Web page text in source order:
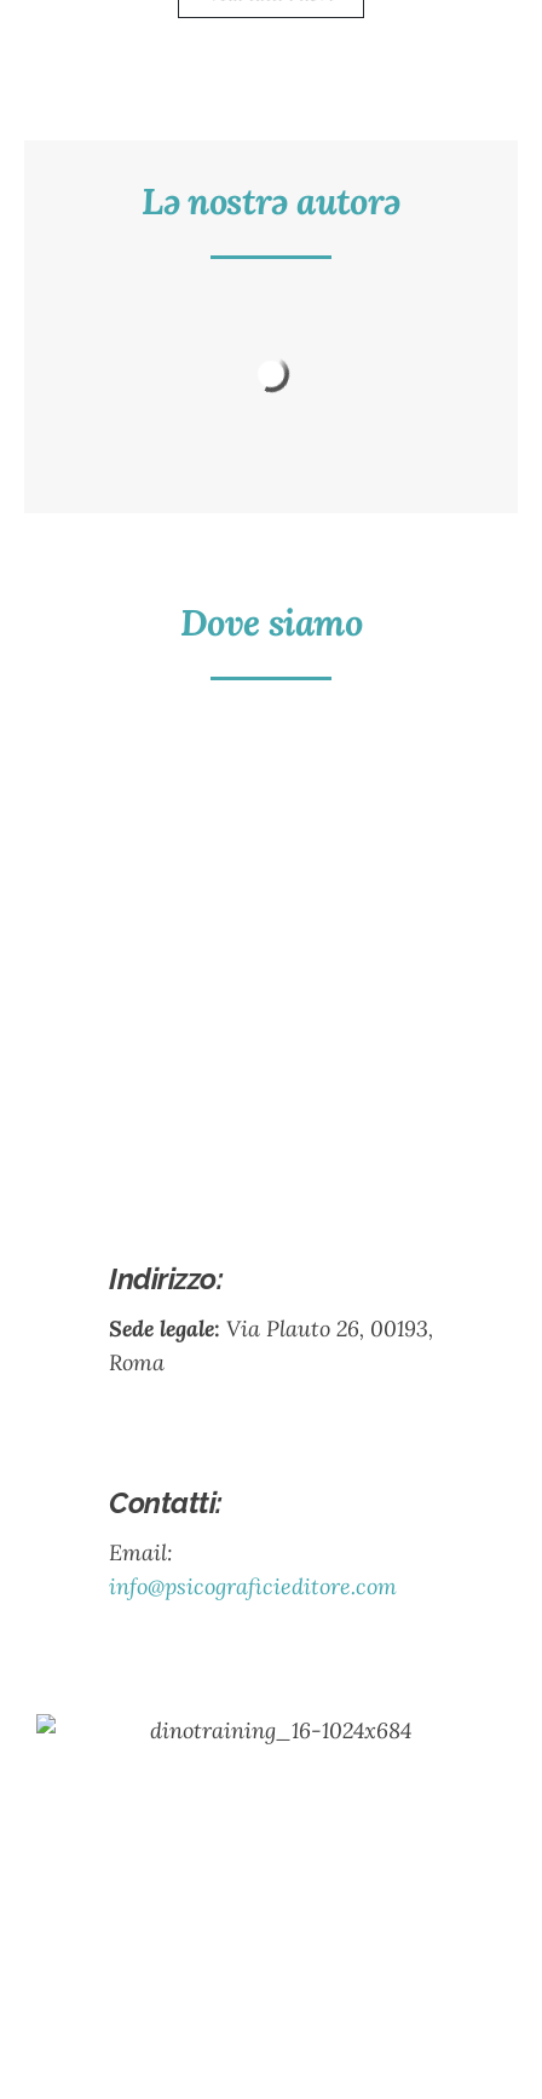
Lə nostrə autorə
Dove siamo
Indirizzo:
Sede legale: Via Plauto 26, 00193,
Roma
Contatti:
Email:
info@psicograficieditore.com